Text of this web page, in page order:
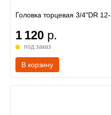
Головка торцевая 3/4"DR
1 120 р.
под заказ
В корзину